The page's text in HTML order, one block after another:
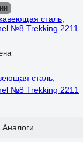
сталь,
№8 Trekking 2211
Аналоги